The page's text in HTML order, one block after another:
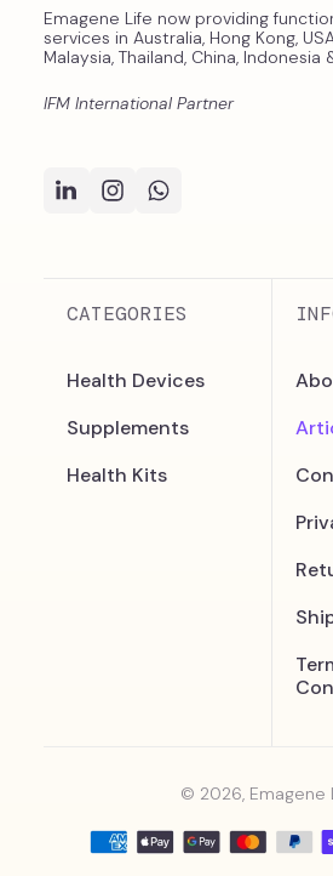
Emagene Life now providing
services in Australia, Hong Kong,
Malaysia, Thailand, China, Indonesia
IFM International Partner
CATEGORIES
Health Devices
Supplements
Health Kits
© 2026, Emagene